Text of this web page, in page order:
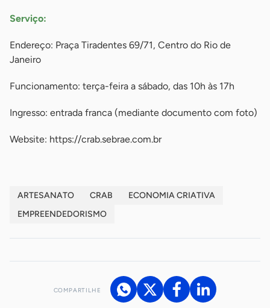
Serviço:
Endereço: Praça Tiradentes 69/71, Centro do Rio de
Janeiro
Funcionamento: terça-feira a sábado, das 10h às 17h
Ingresso: entrada franca (mediante documento com foto)
Website: https://crab.sebrae.com.br
ARTESANATO CRAB
ECONOMIA CRIATIVA
EMPREENDEDORISMO
COMPARTILHE